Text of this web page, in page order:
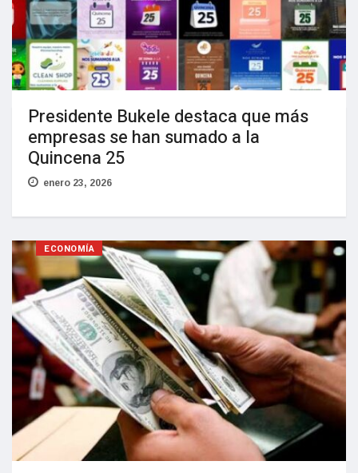
Presidente Bukele destaca que más
empresas se han sumado a la
Quincena 25
enero 23, 2026
ECONOMÍA